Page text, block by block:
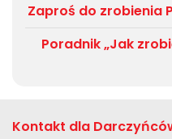
Zaproś do zrobienia
Poradnik „Jak
Kontakt dla